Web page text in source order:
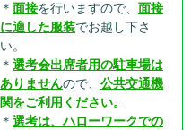
＊ 面接を行いますので、 面接
に適した服装でお越し下さ
い。
＊ 選考会出席者用の駐車場は
ありませんので、 公共交通機
関をご利用ください。
＊ 選考は、ハローワークでの